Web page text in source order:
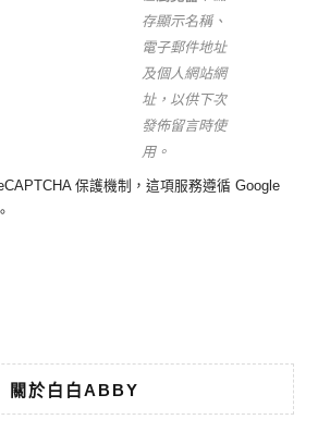
存顯示名稱、
電子郵件地址
及個人網站網
址，以供下次
發佈留言時使
用。
保護機制，這項服務遵循 Google
。
關於白白ABBY